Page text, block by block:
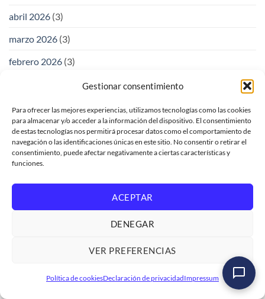
Gestionar consentimiento
Para ofrecer las mejores experiencias, utilizamos tecnologías como las cookies
para almacenar y/o acceder a la información del dispositivo. El consentimiento
de estas tecnologías nos permitirá procesar datos como el comportamiento de
navegación o las identificaciones únicas en este sitio. No consentir o retirar el
consentimiento, puede afectar negativamente a ciertas características y
funciones.
ACEPTAR
DENEGAR
VER PREFERENCIAS
Política de cookiesDeclaración de privacidadImpressum
abril 2026 (3)
marzo 2026 (3)
febrero 2026 (3)
octubre 2025
(1)
septiembre 2025(1)
junio 2025(5)